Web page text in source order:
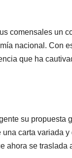
comensales un
nacional. Con
que ha
su propuesta
carta variada
ahora se traslada